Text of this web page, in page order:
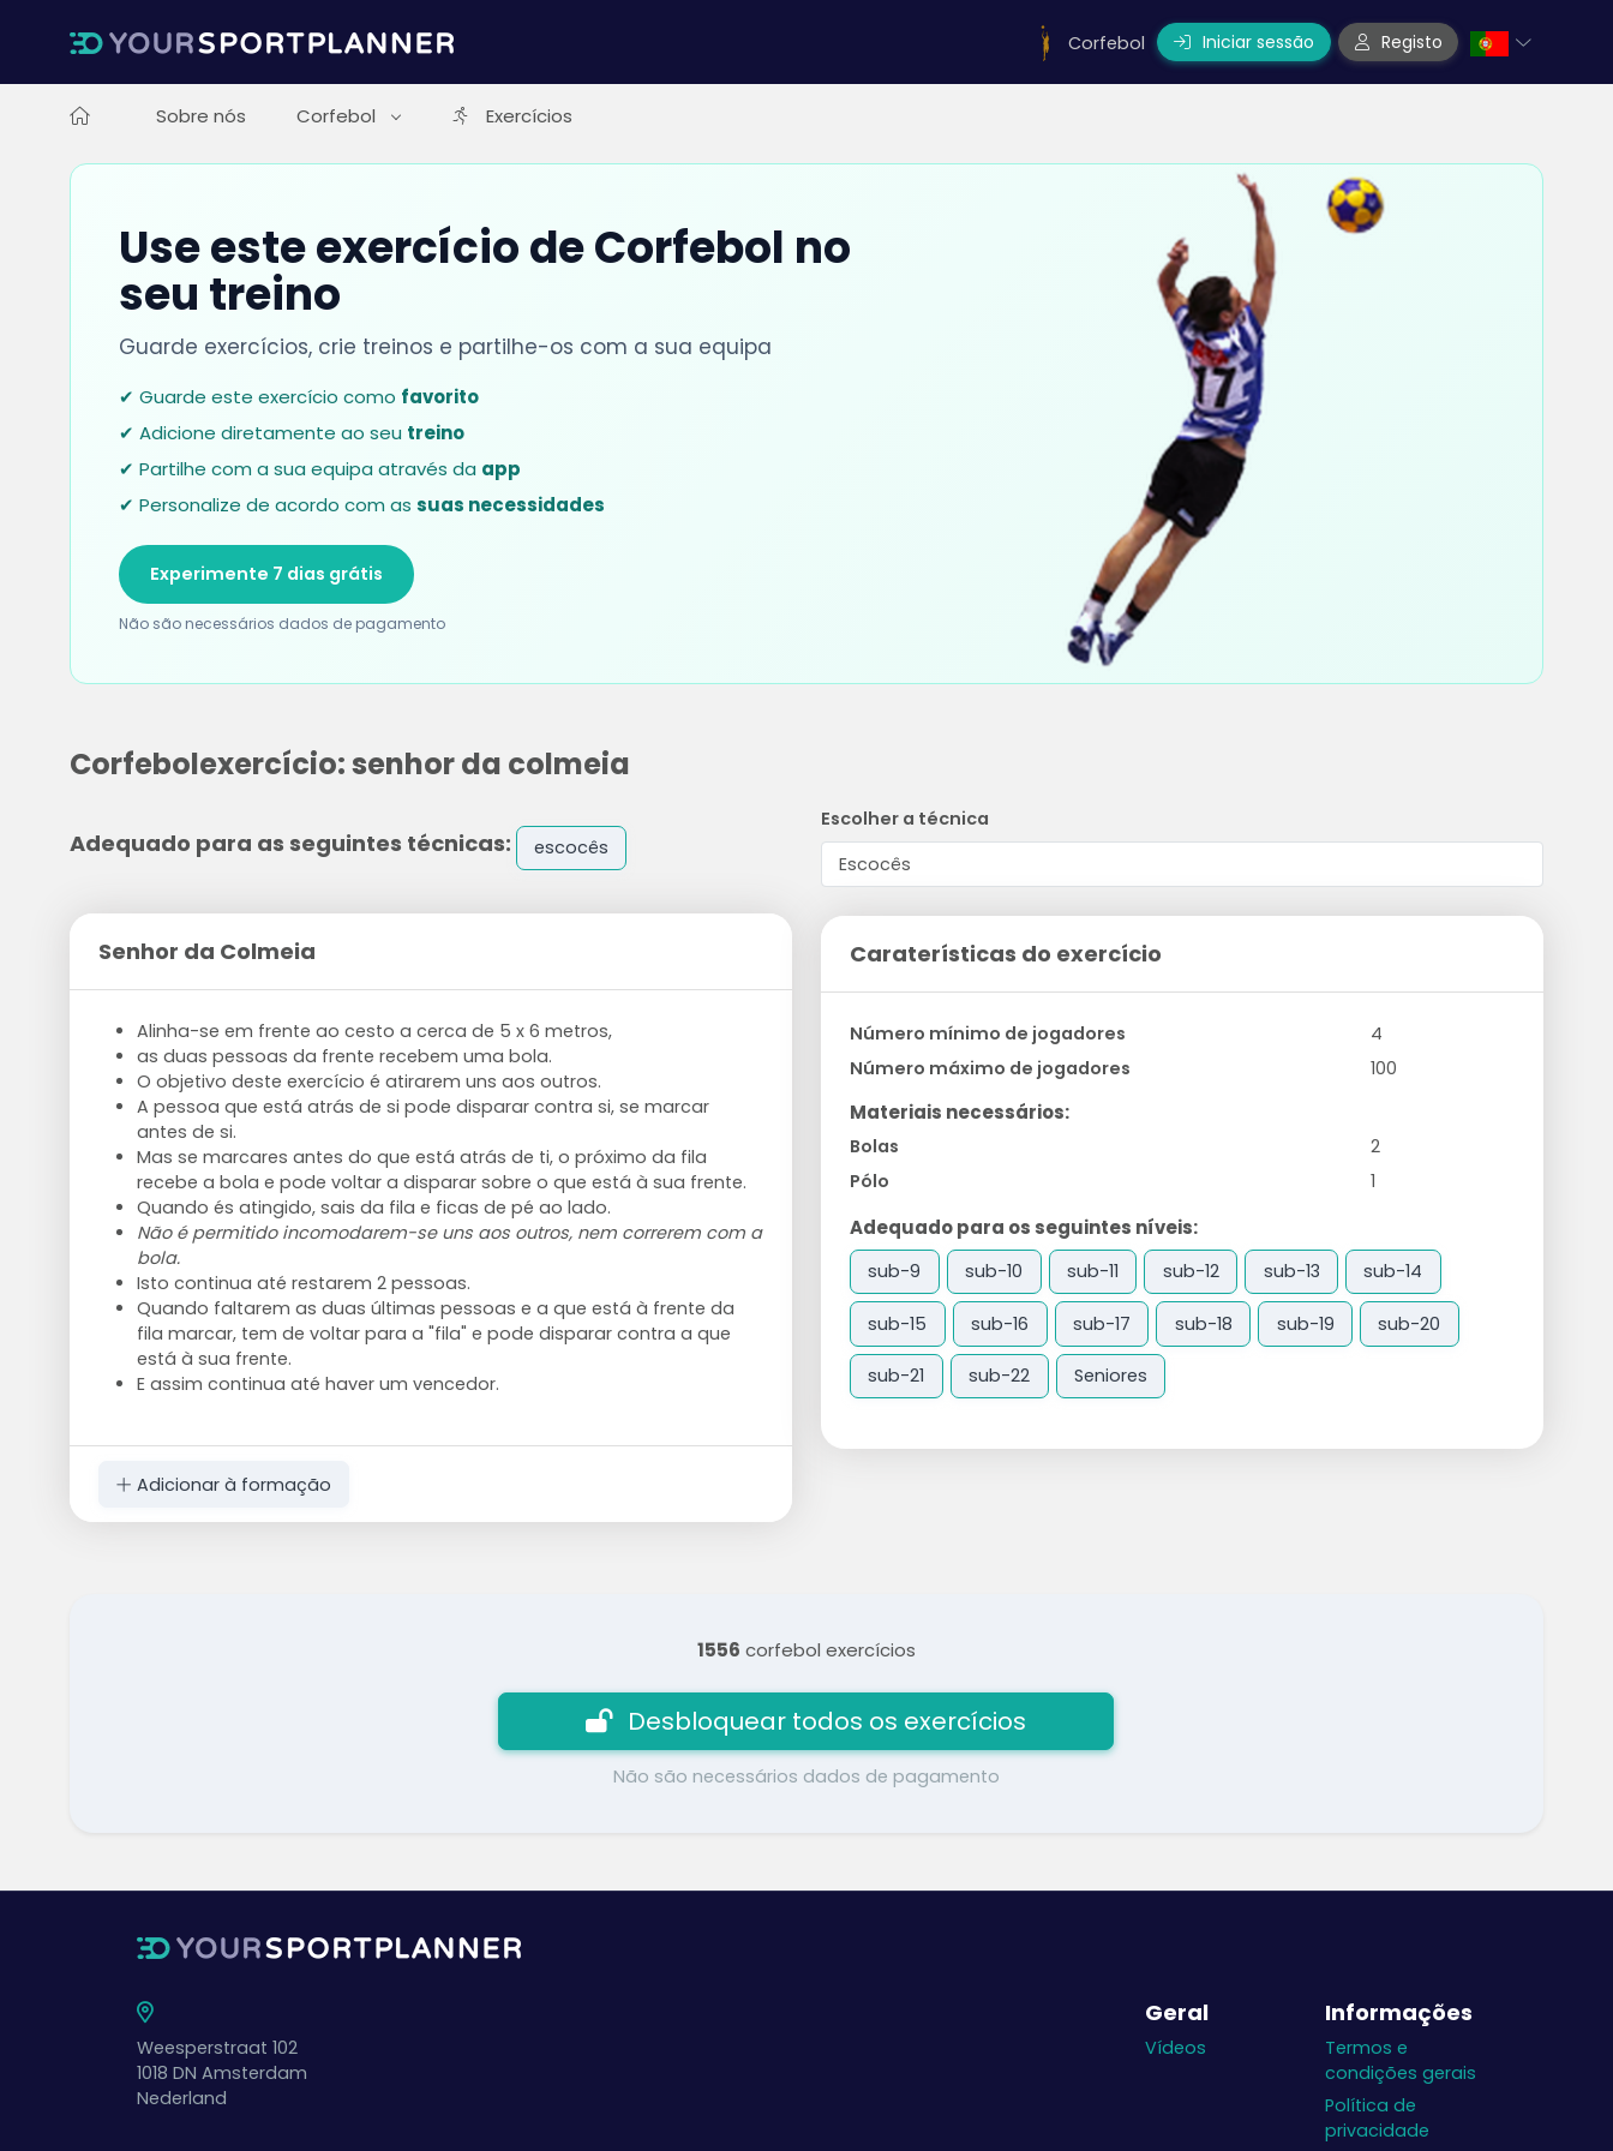
Corfebol Iniciar sessão Registo
Sobre nós Corfebol Exercícios
Use este exercício de Corfebol no
seu treino
Guarde exercícios, crie treinos e partilhe-os com a sua equipa
✔ Guarde este exercício como favorito
✔ Adicione diretamente ao seu treino
✔ Partilhe com a sua equipa através da app
✔ Personalize de acordo com as suas necessidades
Experimente 7 dias grátis
Não são necessários dados de pagamento
Corfebolexercício: senhor da colmeia
Adequado para as seguintes técnicas: escocês
Senhor da Colmeia
Alinha-se em frente ao cesto a cerca de 5 x 6 metros,
as duas pessoas da frente recebem uma bola.
O objetivo deste exercício é atirarem uns aos outros.
A pessoa que está atrás de si pode disparar contra si, se marcar
antes de si.
Mas se marcares antes do que está atrás de ti, o próximo da fila
recebe a bola e pode voltar a disparar sobre o que está à sua frente.
Quando és atingido, sais da fila e ficas de pé ao lado.
Não é permitido incomodarem-se uns aos outros, nem correrem com a
bola.
Isto continua até restarem 2 pessoas.
Quando faltarem as duas últimas pessoas e a que está à frente da
fila marcar, tem de voltar para a "fila" e pode disparar contra a que
está à sua frente.
E assim continua até haver um vencedor.
Adicionar à formação
Escolher a técnica
Caraterísticas do exercício
Número mínimo de jogadores
4
Número máximo de jogadores
100
Materiais necessários:
Bolas
2
Pólo
1
Adequado para os seguintes níveis:
sub-9 sub-10 sub-11 sub-12 sub-13 sub-14
sub-15 sub-16 sub-17 sub-18 sub-19 sub-20
sub-21 sub-22 Seniores
1556 corfebol exercícios
Desbloquear todos os exercícios
Não são necessários dados de pagamento
Weesperstraat 102
1018 DN Amsterdam
Nederland
Geral
Vídeos
Informações
Termos e
condições gerais
Política de
privacidade